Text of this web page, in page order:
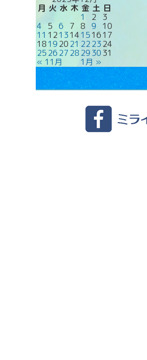
月 火 水 木 金 土 日
« 11月 1月 »
1 2
3
4
5 6 7 8 9
10
11 121314151617
18192021 222324
2526 2728 29 30 31